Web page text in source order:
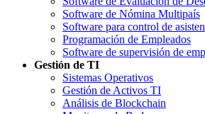
Software de Nómina Multipaís
Software para control de
Programación de Empleados
Software de supervisión de
Gestión de TI
Sistemas Operativos
Gestión de Activos TI
Análisis de Blockchain